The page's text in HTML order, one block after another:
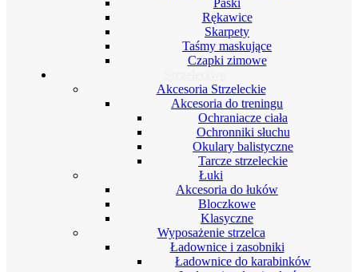
Paski
Rękawice
Skarpety
Taśmy maskujące
Czapki zimowe
Akcesoria Strzeleckie
Akcesoria do treningu
Ochraniacze ciała
Ochronniki słuchu
Okulary balistyczne
Tarcze strzeleckie
Łuki
Akcesoria do łuków
Bloczkowe
Klasyczne
Wyposażenie strzelca
Ładownice i zasobniki
Ładownice do karabinków